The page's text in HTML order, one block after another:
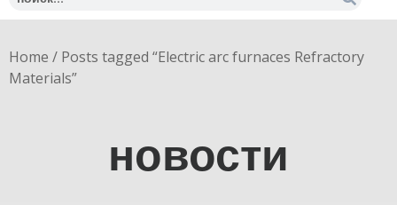
Home / Posts tagged “Electric arc furnaces Refractory
Materials”
новости